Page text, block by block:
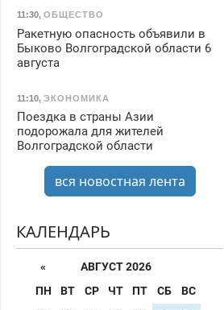
11:30, ОБЩЕСТВО
Ракетную опасность объявили в
Быково Волгоградской области 6
августа
11:10, ЭКОНОМИКА
Поездка в страны Азии
подорожала для жителей
Волгоградской области
вся новостная лента
КАЛЕНДАРЬ
«
АВГУСТ 2026
ПН
ВТ СР ЧТ ПТ СБ
ВС